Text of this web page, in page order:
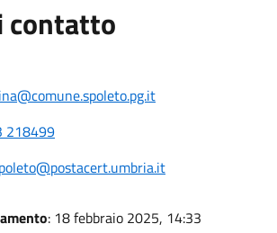
contatto
218499
: 18 febbraio 2025, 14:33